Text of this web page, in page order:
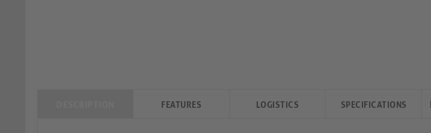
FEATURES LOGISTICS SPECIFICATIONS